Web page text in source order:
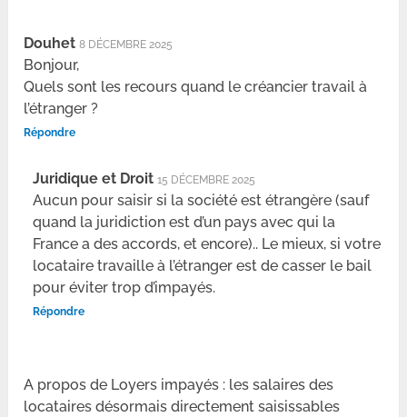
Douhet 8 DÉCEMBRE 2025
Bonjour,
Quels sont les recours quand le créancier travail à
l’étranger ?
Répondre
Juridique et Droit 15 DÉCEMBRE 2025
Aucun pour saisir si la société est étrangère (sauf
quand la juridiction est d’un pays avec qui la
France a des accords, et encore).. Le mieux, si votre
locataire travaille à l’étranger est de casser le bail
pour éviter trop d’impayés.
Répondre
A propos de Loyers impayés : les salaires des
locataires désormais directement saisissables